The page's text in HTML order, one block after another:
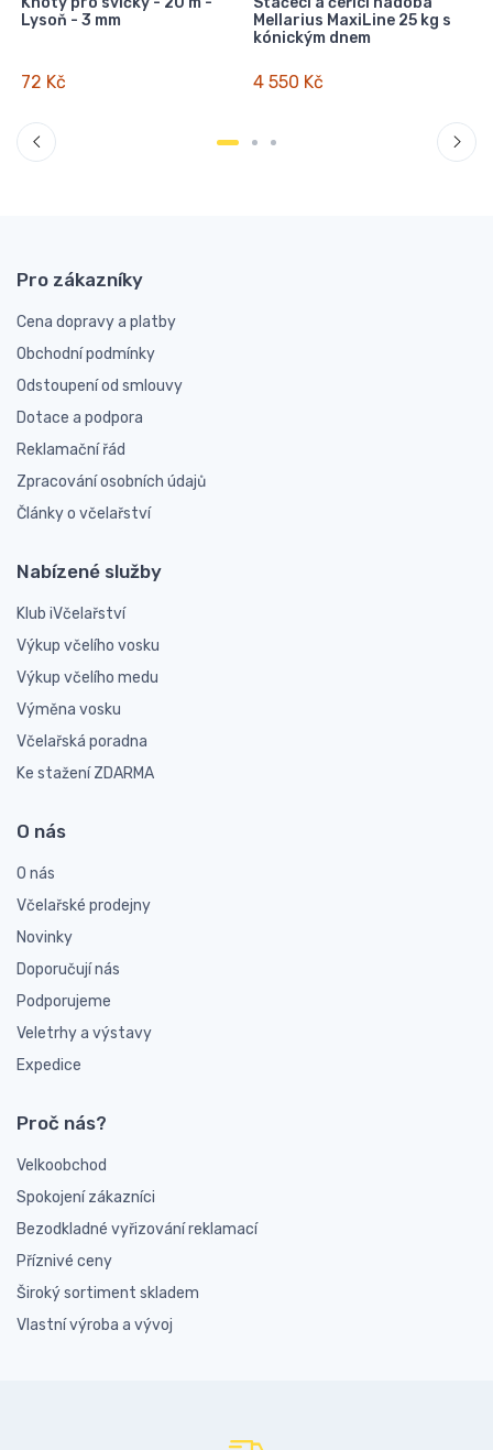
Lysoň - 3 mm
72 Kč
Mellarius MaxiLine 25 kg s
kónickým dnem
4 550 Kč
Pro zákazníky
Cena dopravy a platby
Obchodní podmínky
Odstoupení od smlouvy
Dotace a podpora
Reklamační řád
Zpracování osobních údajů
Články o včelařství
Nabízené služby
Klub iVčelařství
Výkup včelího vosku
Výkup včelího medu
Výměna vosku
Včelařská poradna
Ke stažení ZDARMA
O nás
O nás
Včelařské prodejny
Novinky
Doporučují nás
Podporujeme
Veletrhy a výstavy
Expedice
Proč nás?
Velkoobchod
Spokojení zákazníci
Bezodkladné vyřizování reklamací
Příznivé ceny
Široký sortiment skladem
Vlastní výroba a vývoj